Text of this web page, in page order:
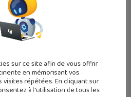
: c’est quoi le No Code
sur ce site afin de vous offrir
en mémorisant vos
répétées. En cliquant sur
à l'utilisation de tous les